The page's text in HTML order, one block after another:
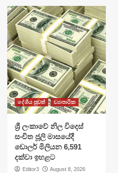
දේශීය පුවත් ව්‍යාපාරික
ශ්‍රී ලංකාවේ නිල විදෙස්
සංචිත ජූලි මාසයේදී
ඩොලර් මිලියන 6,591
දක්වා ඉහළට
Editor3
August 8, 2026